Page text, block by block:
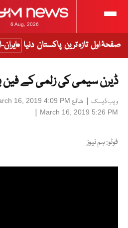
6 Aug, 2026
صفحۂ اول تازہ ترین پاکستان دنیا
ڈیرن سیمی کی زلمی کے
ویب ڈیسک | شائع 16, 2019 4:09 PM
March 16, 2019 5:26 PM
|
فوٹو: ہم نیوز